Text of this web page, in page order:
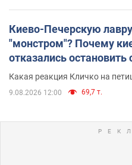
Киево-Печерскую
"монстром"? Почему
отказались остановить
небоскреба
Какая реакция Кличко на
9.08.2026 12:00 69,7 т.